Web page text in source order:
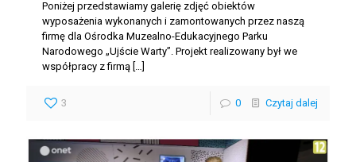
Poniżej przedstawiamy galerię zdjęć obiektów
wyposażenia wykonanych i zamontowanych przez naszą
firmę dla Ośrodka Muzealno-Edukacyjnego Parku
Narodowego „Ujście Warty”. Projekt realizowany był we
współpracy z firmą […]
3 0 Czytaj dalej